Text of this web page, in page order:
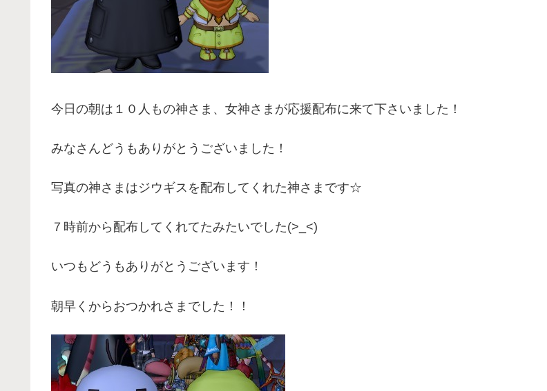
今日の朝は１０人もの神さま、女神さまが応援配布に来て下さいました！
みなさんどうもありがとうございました！
写真の神さまはジウギスを配布してくれた神さまです☆
７時前から配布してくれてたみたいでした(>_<)
いつもどうもありがとうございます！
朝早くからおつかれさまでした！！